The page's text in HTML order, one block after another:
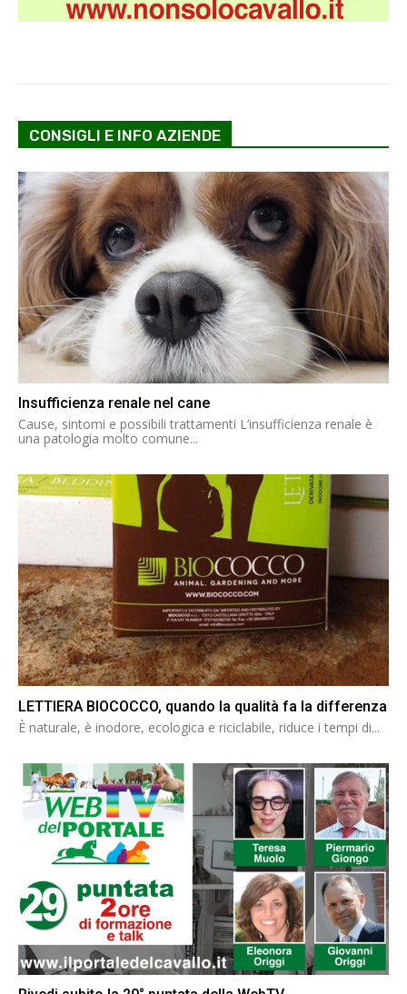
CONSIGLI E INFO AZIENDE
Insufficienza renale nel cane
Cause, sintomi e possibili trattamenti L’insufficienza renale è
una patologia molto comune...
LETTIERA BIOCOCCO, quando la qualità fa la differenza
È naturale, è inodore, ecologica e riciclabile, riduce i tempi di...